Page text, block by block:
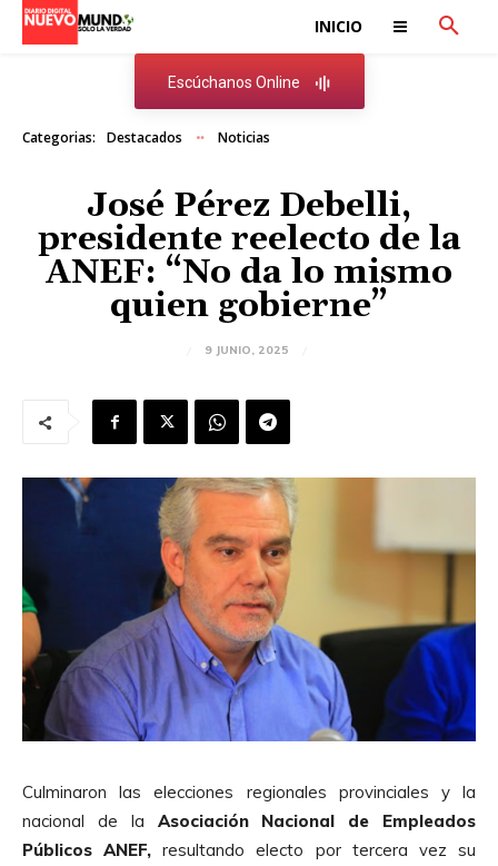
INICIO
Escúchanos Online
Categorias: Destacados Noticias
José Pérez Debelli,
presidente reelecto de la
ANEF: “No da lo mismo
quien gobierne”
9 JUNIO, 2025
Culminaron las elecciones regionales provinciales y la
nacional de la Asociación Nacional de Empleados
Públicos ANEF, resultando electo por tercera vez su